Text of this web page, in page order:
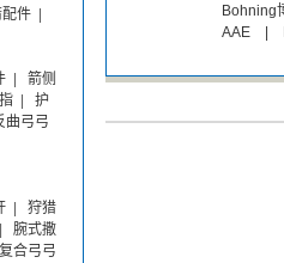
件
箭侧
护
曲弓弓
狩猎
腕式撒
复合弓弓
Bohning
AAE |